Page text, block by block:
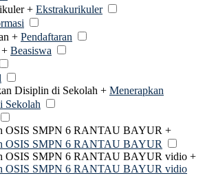
+ Ekstrakurikuler
+ Pendaftaran
+ Beasiswa
Disiplin di Sekolah + Menerapkan
Sekolah
OSIS SMPN 6 RANTAU BAYUR +
OSIS SMPN 6 RANTAU BAYUR
OSIS SMPN 6 RANTAU BAYUR vidio +
OSIS SMPN 6 RANTAU BAYUR vidio